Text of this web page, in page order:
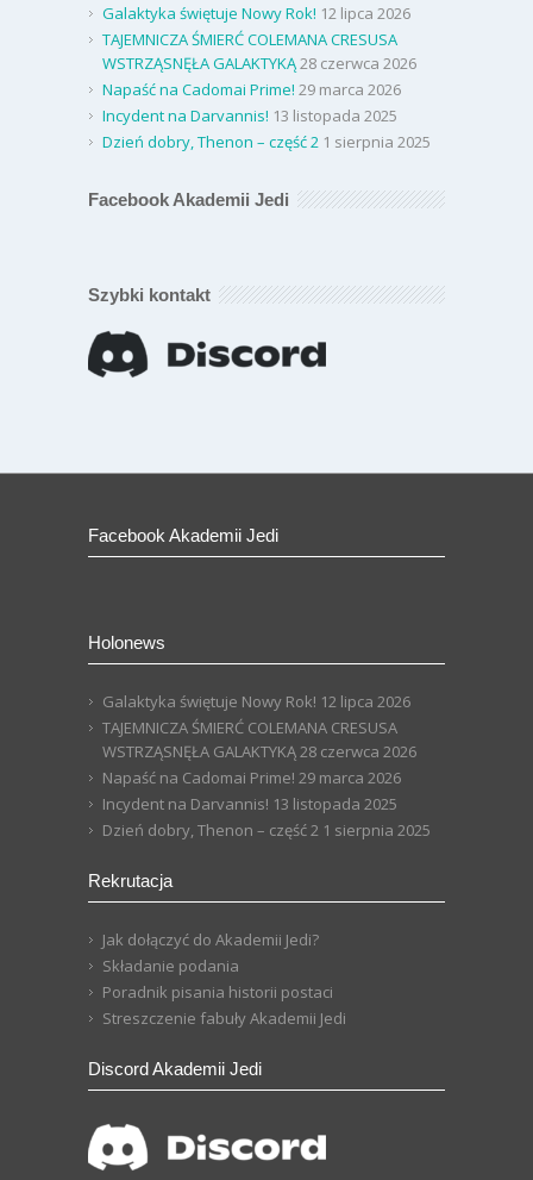
Galaktyka świętuje Nowy Rok! 12 lipca 2026
TAJEMNICZA ŚMIERĆ COLEMANA CRESUSA
WSTRZĄSNĘŁA GALAKTYKĄ28 czerwca 2026
Napaść na Cadomai Prime! 29 marca 2026
Incydent na Darvannis! 13 listopada 2025
Dzień dobry, Thenon – część 2 1 sierpnia 2025
Facebook Akademii Jedi
Szybki kontakt
Facebook Akademii Jedi
Holonews
Galaktyka świętuje Nowy Rok! 12 lipca 2026
TAJEMNICZA ŚMIERĆ COLEMANA CRESUSA
WSTRZĄSNĘŁA GALAKTYKĄ28 czerwca 2026
Napaść na Cadomai Prime! 29 marca 2026
Incydent na Darvannis! 13 listopada 2025
Dzień dobry, Thenon – część 2 1 sierpnia 2025
Rekrutacja
Jak dołączyć do Akademii Jedi?
Składanie podania
Poradnik pisania historii postaci
Streszczenie fabuły Akademii Jedi
Discord Akademii Jedi